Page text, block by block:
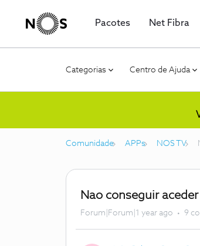
Pacotes Net Fibra
Categorias Centro de Ajuda
Comunidade APPs NOS TV
Nao conseguir
Forum|Forum|1 year ago 9